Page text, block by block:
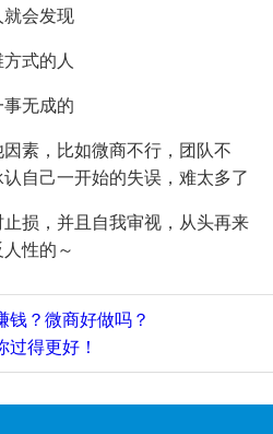
会发现
式的人
无成的
素，比如微商不行，团队不
自己一开始的失误，难太多了
损，并且自我审视，从头再来
性的～
钱？微商好做吗？
过得更好！